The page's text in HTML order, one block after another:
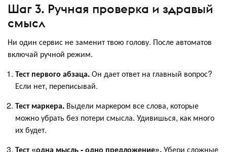
Шаг 3. Ручная проверка и здравый
смысл
Ни один сервис не заменит твою голову. После автоматов
включай ручной режим.
Тест первого абзаца.Он дает ответ на главный вопрос?
Если нет, переписывай.
Тест маркера. Выдели маркером все слова, которые
можно убрать без потери смысла. Удивишься, как много
их будет.
Тест «одна мысль - одно предложение».Убери сложные